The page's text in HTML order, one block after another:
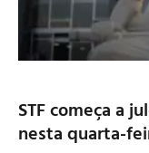
STF começa a
nesta quarta-